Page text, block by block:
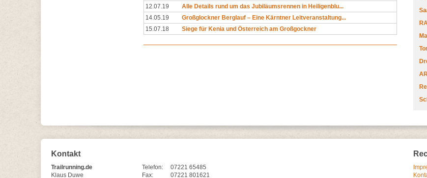
12.07.19
Alle Details rund um das Jubiläumsrennen in Heiligenblu...
14.05.19
Großglockner Berglauf – Eine Kärntner Leitveranstaltung...
15.07.18
Siege für Kenia und Österreich am Großgockner
Kontakt
Trailrunning.de
Klaus Duwe
Telefon:
07221 65485
Fax:
07221 801621